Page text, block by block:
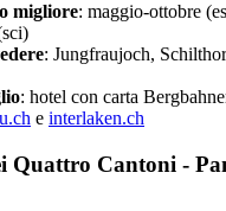
migliore: maggio-ottobre
: Jungfraujoch,
: hotel con carta
e interlaken.ch
Quattro Cantoni -